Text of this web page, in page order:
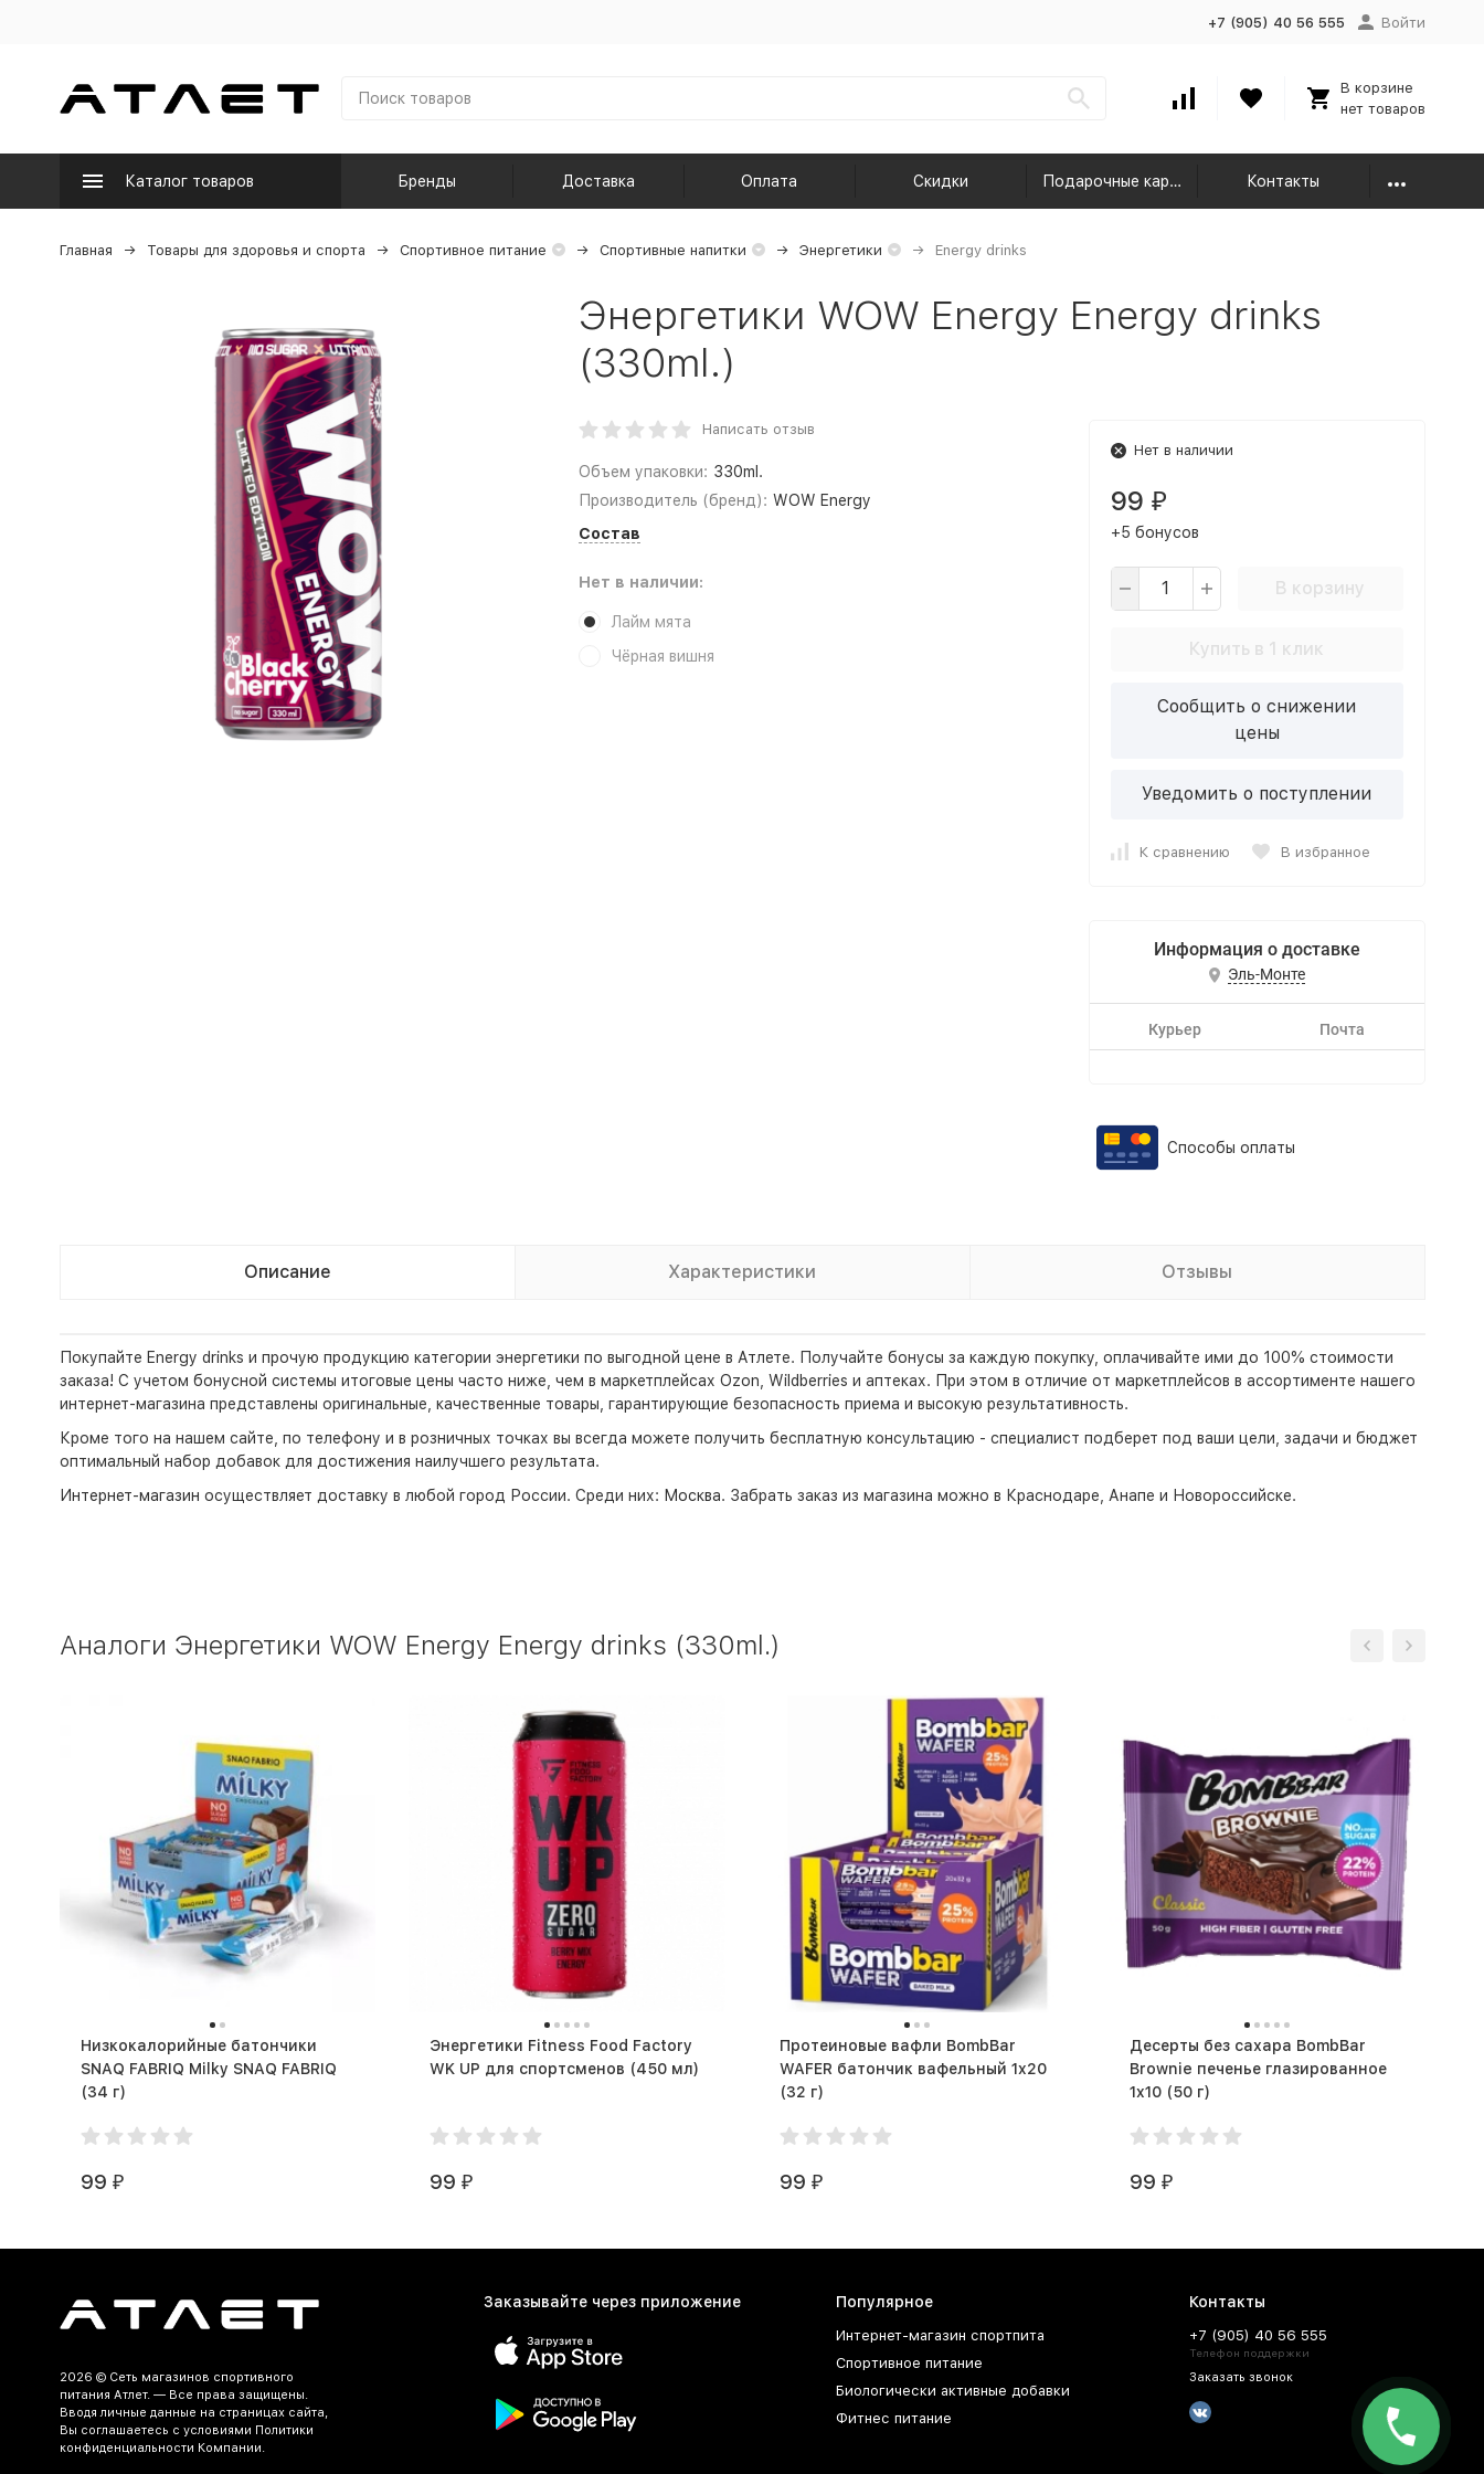
+7 (905) 40 56 555 Войти
В корзине
нет товаров
Каталог товаров Бренды Доставка Оплата Скидки Подарочные карты Контакты
Главная Товары для здоровья и спорта Спортивное питание Спортивные напитки Энергетики Energy drinks
Энергетики WOW Energy Energy drinks
(330ml.)
Написать отзыв
Объем упаковки: 330ml.
Производитель (бренд): WOW Energy
Состав
Нет в наличии:
Лайм мята
Чёрная вишня
Нет в наличии
99 ₽
+5 бонусов
В корзину
Купить в 1 клик
Сообщить о снижении
цены
Уведомить о поступлении
К сравнению В избранное
Информация о доставке
Эль-Монте
Курьер Почта
Способы оплаты
Описание Характеристики Отзывы
Покупайте Energy drinks и прочую продукцию категории энергетики по выгодной цене в Атлете. Получайте бонусы за каждую покупку, оплачивайте ими до 100% стоимости
заказа! С учетом бонусной системы итоговые цены часто ниже, чем в маркетплейсах Ozon, Wildberries и аптеках. При этом в отличие от маркетплейсов в ассортименте нашего
интернет-магазина представлены оригинальные, качественные товары, гарантирующие безопасность приема и высокую результативность.
Кроме того на нашем сайте, по телефону и в розничных точках вы всегда можете получить бесплатную консультацию - специалист подберет под ваши цели, задачи и бюджет
оптимальный набор добавок для достижения наилучшего результата.
Интернет-магазин осуществляет доставку в любой город России. Среди них: Москва. Забрать заказ из магазина можно в Краснодаре, Анапе и Новороссийске.
Аналоги Энергетики WOW Energy Energy drinks (330ml.)
Низкокалорийные батончики
SNAQ FABRIQ Milky SNAQ FABRIQ
(34 г)
99 ₽
Энергетики Fitness Food Factory
WK UP для спортсменов (450 мл)
99 ₽
Протеиновые вафли BombBar
WAFER батончик вафельный 1x20
(32 г)
99 ₽
Десерты без сахара BombBar
Brownie печенье глазированное
1x10 (50 г)
99 ₽
2026 © Сеть магазинов спортивного
питания Атлет. — Все права защищены.
Вводя личные данные на страницах сайта,
Вы соглашаетесь c условиями Политики
конфиденциальности Компании.
Заказывайте через приложение Популярное
Интернет-магазин спортпита
Спортивное питание
Биологически активные добавки
Фитнес питание
Контакты
+7 (905) 40 56 555
Телефон поддержки
Заказать звонок